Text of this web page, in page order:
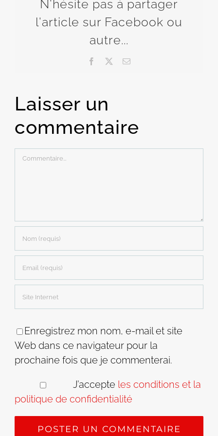
N'hésite pas à partager
l'article sur Facebook ou
autre...
Facebook Email
Laisser un
commentaire
Commentaire
Enregistrez mon nom, e-mail et site
Web dans ce navigateur pour la
prochaine fois que je commenterai.
J’accepte les conditions et la
politique de confidentialité